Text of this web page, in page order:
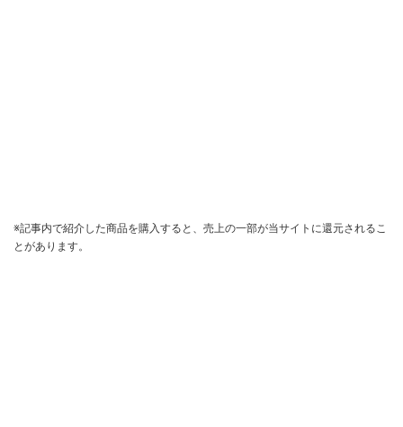
※記事内で紹介した商品を購入すると、売上の一部が当サイトに還元されるこ
とがあります。